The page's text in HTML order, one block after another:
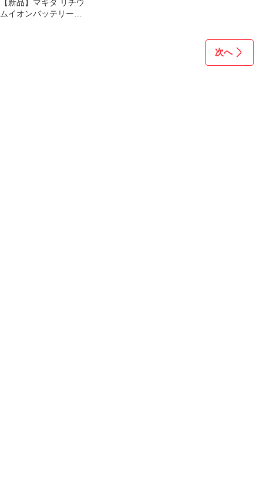
【新品】マキタ リチウ
ムイオンバッテリー
次へ